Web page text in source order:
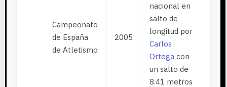
Campeonato
de España
de Atletismo
2005
nacional en
salto de
longitud por
Carlos
Ortegacon
un salto de
8.41 metros